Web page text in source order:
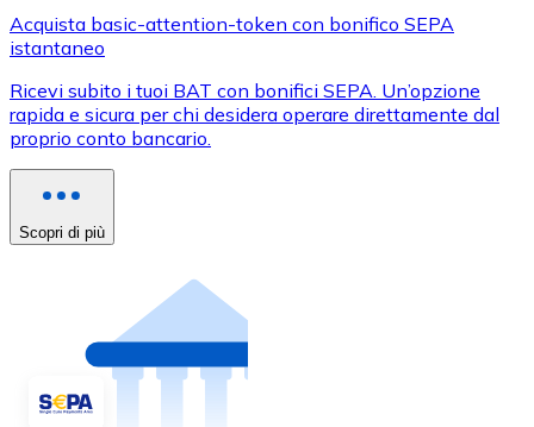
Acquista basic-attention-token con bonifico SEPA
istantaneo
Ricevi subito i tuoi BAT con bonifici SEPA. Un’opzione
rapida e sicura per chi desidera operare direttamente dal
proprio conto bancario.
Scopri di più